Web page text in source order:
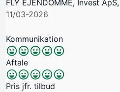
FLY EJENDOMME, Invest
11/03-2026
Kommunikation
Aftale
Pris jfr. tilbud